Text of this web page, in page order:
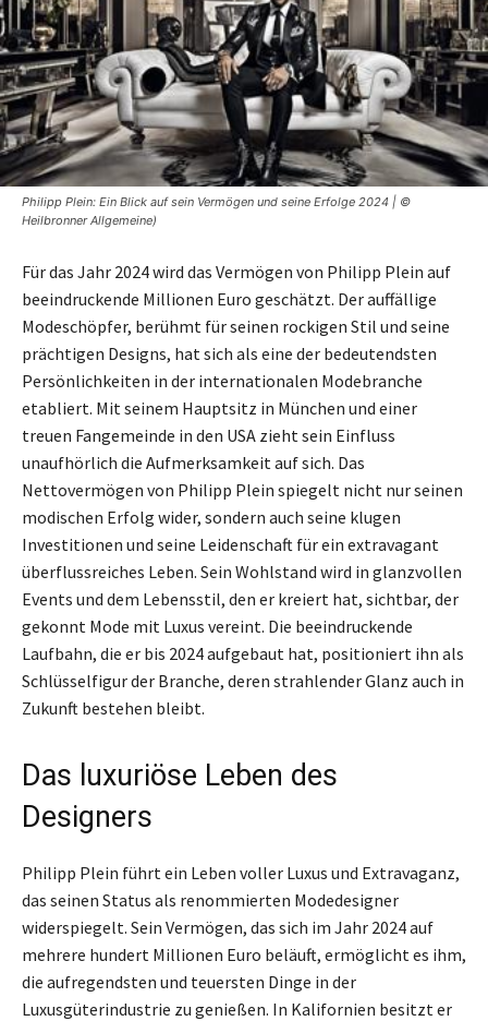
Philipp Plein: Ein Blick auf sein Vermögen und seine Erfolge 2024 | ©
Heilbronner Allgemeine)
Für das Jahr 2024 wird das Vermögen von Philipp Plein auf
beeindruckende Millionen Euro geschätzt. Der auffällige
Modeschöpfer, berühmt für seinen rockigen Stil und seine
prächtigen Designs, hat sich als eine der bedeutendsten
Persönlichkeiten in der internationalen Modebranche
etabliert. Mit seinem Hauptsitz in München und einer
treuen Fangemeinde in den USA zieht sein Einfluss
unaufhörlich die Aufmerksamkeit auf sich. Das
Nettovermögen von Philipp Plein spiegelt nicht nur seinen
modischen Erfolg wider, sondern auch seine klugen
Investitionen und seine Leidenschaft für ein extravagant
überflussreiches Leben. Sein Wohlstand wird in glanzvollen
Events und dem Lebensstil, den er kreiert hat, sichtbar, der
gekonnt Mode mit Luxus vereint. Die beeindruckende
Laufbahn, die er bis 2024 aufgebaut hat, positioniert ihn als
Schlüsselfigur der Branche, deren strahlender Glanz auch in
Zukunft bestehen bleibt.
Das luxuriöse Leben des
Designers
Philipp Plein führt ein Leben voller Luxus und Extravaganz,
das seinen Status als renommierten Modedesigner
widerspiegelt. Sein Vermögen, das sich im Jahr 2024 auf
mehrere hundert Millionen Euro beläuft, ermöglicht es ihm,
die aufregendsten und teuersten Dinge in der
Luxusgüterindustrie zu genießen. In Kalifornien besitzt er